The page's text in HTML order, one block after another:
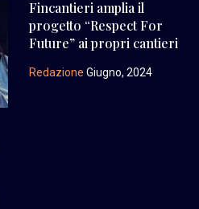
Fincantieri amplia il
progetto “Respect For
Future” ai propri cantieri
Redazione Giugno, 2024